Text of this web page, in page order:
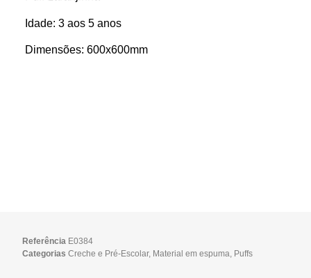
Idade: 3 aos 5 anos
Dimensões: 600x600mm
Referência E0384
Categorias Creche e Pré-Escolar, Material em espuma Puffs